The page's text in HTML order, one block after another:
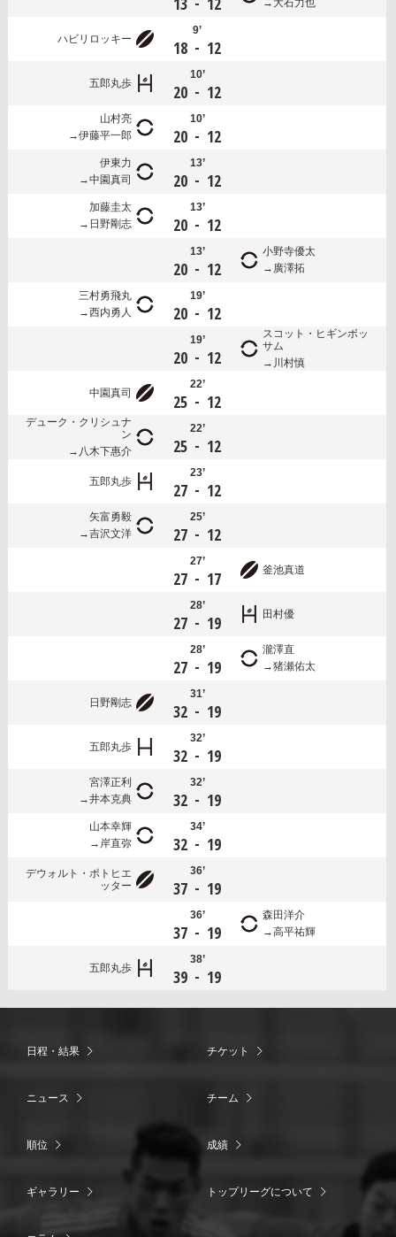
大石力也
ハビリロッキー
9’
18 - 12
五郎丸歩
10’
20 - 12
山村亮
伊藤平一郎
10’
20 - 12
伊東力
中園真司
13’
20 - 12
加藤圭太
日野剛志
13’
20 - 12
13’
20 - 12
小野寺優太
廣澤拓
三村勇飛丸
西内勇人
19’
20 - 12
19’
20 - 12
スコット・ヒギンボッ
サム
川村慎
中園真司
22’
25 - 12
デューク・クリシュナ
ン
八木下惠介
22’
25 - 12
五郎丸歩
23’
27 - 12
矢富勇毅
吉沢文洋
25’
27 - 12
27’
27 - 17 釜池真道
28’
27 - 19 田村優
28’
27 - 19
瀧澤直
猪瀬佑太
日野剛志
31’
32 - 19
五郎丸歩
32’
32 - 19
宮澤正利
井本克典
32’
32 - 19
山本幸輝
岸直弥
34’
32 - 19
デウォルト・ポトヒエ
ッター
36’
37 - 19
36’
37 - 19
森田洋介
高平祐輝
五郎丸歩
38’
39 - 19
日程・結果 チケット
ニュース チーム
順位 成績
ギャラリー トップリーグについて